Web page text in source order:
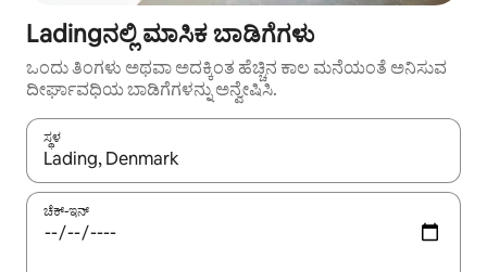
Ladingನಲ್ಲಿ ಮಾಸಿಕ ಬಾಡಿಗೆಗಳು
ಒಂದು ತಿಂಗಳು ಅಥವಾ ಅದಕ್ಕಿಂತ ಹೆಚ್ಚಿನ ಕಾಲ ಮನೆಯಂತೆ ಅನಿಸುವ
ದೀರ್ಘಾವಧಿಯ ಬಾಡಿಗೆಗಳನ್ನು ಅನ್ವೇಷಿಸಿ.
ಸ್ಥಳ
ಫಲಿತಾಂಶಗಳು ಲಭ್ಯವಿರುವಾಗ, ಅಪ್ ಮತ್ತು ಡೌನ್ ಬಾಣದ ಕೀಲಿಗಳೊಂದಿಗೆ
ಚೆಕ್-ಇನ್